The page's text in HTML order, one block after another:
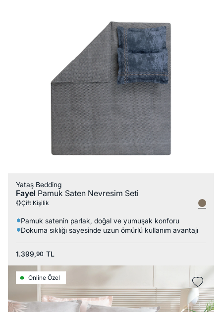
Yataş Bedding
Fayel Pamuk Saten Nevresim Seti
Çift Kişilik
Pamuk satenin parlak, doğal ve yumuşak konforu
Dokuma sıklığı sayesinde uzun ömürlü kullanım avantajı
1.399,90 TL
Online Özel